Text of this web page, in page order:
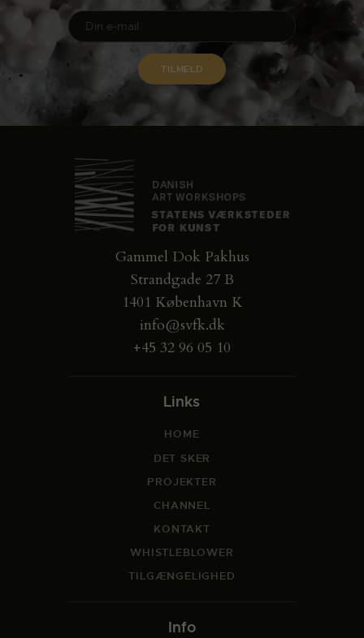
Gammel Dok Pakhus
Strandgade 27 B
1401 København K
info@svfk.dk
+45 32 96 05 10
Links
HOME
DET SKER
PROJEKTER
CHANNEL
KONTAKT
WHISTLEBLOWER
TILGÆNGELIGHED
Info